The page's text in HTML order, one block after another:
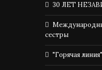
30 ЛЕТ
сестры
"Горячая линия"